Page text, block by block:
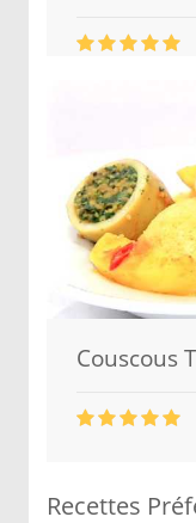
Couscous
Recettes